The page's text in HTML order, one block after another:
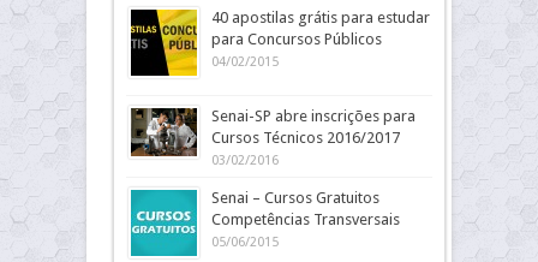
40 apostilas grátis para estudar
para Concursos Públicos
04/02/2015
Senai-SP abre inscrições para
Cursos Técnicos 2016/2017
03/02/2016
Senai – Cursos Gratuitos
Competências Transversais
05/06/2015